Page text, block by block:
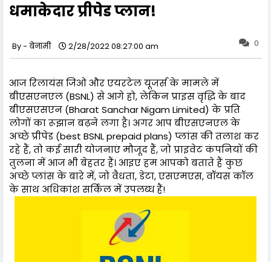
धमाकेदार प्रीपेड प्लान!
0
बेनामी 2/28/2022 08:27:00 am
आज रिलायंस जिओ और एयरटेल यूजर्स के मामले में
बीएसएनएल (BSNL) से आगे हो, लेकिन प्राइस वृद्धि के बाद
बीएसएसएन (Bharat Sanchar Nigam Limited) के प्रति
लोगों का रूझान बढ़ने लगा है। अगर आप बीएसएनएल के
अच्छे प्रीपेड (best BSNL prepaid plans) प्लांस की तलाश कर
रहे हैं, तो कई सारी योजनाएं मौजूद हैं, जो प्राइवेट कंपनियों की
तुलना में आज भी बेहतर हैं। आइए हम आपको बताते हैं कुछ
अच्छे प्लांस के बारे में, जो वैधता, डेटा, एसएमएस, वॉयस कॉल
के साथ अधिकांश सर्किल में उपलब्ध हैं!